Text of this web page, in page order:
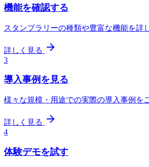
機能を確認する
スタンプラリーの種類や豊富な機能を詳
詳しく見る
3
導入事例を見る
様々な規模・用途での実際の導入事例を
詳しく見る
4
体験デモを試す